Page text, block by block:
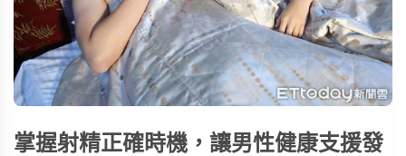
掌握射精正確時機，讓男性健康支援發